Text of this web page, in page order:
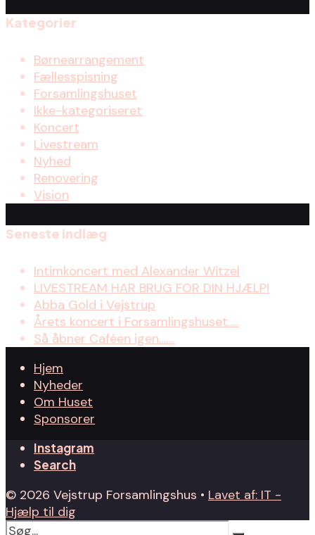
Kategorier
Børnearrangement
Fællesspisning
Forsamlingshuset
Ikke-kategoriseret
Koncert
Livestream
Nyhed
Renovering
Vision
Seneste indlæg
Intimkoncert med Alexander Witzel
LIVESTREAM HAR BRUG FOR DIN HJÆLP!
Abba Gold i Vejstrup
Årets koncert i Forsamlingshuset…..
Så åbner Caféen igen…….
Hjem
Nyheder
Om Huset
Sponsorer
Instagram
Search
© 2026 Vejstrup Forsamlingshus • Lavet af: IT -
Hjælp til dig